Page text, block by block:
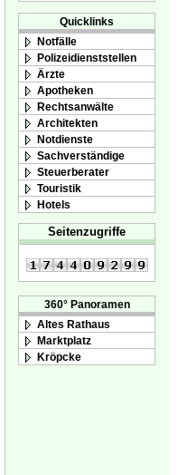
Quicklinks
Notfälle
Polizeidienststellen
Ärzte
Apotheken
Rechtsanwälte
Architekten
Notdienste
Sachverständige
Steuerberater
Touristik
Hotels
Seitenzugriffe
360° Panoramen
Altes Rathaus
Marktplatz
Kröpcke